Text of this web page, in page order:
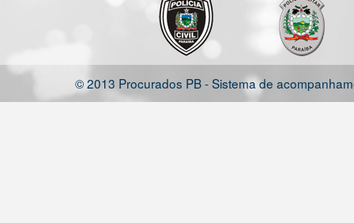
© 2013 Procurados PB - Sistema de